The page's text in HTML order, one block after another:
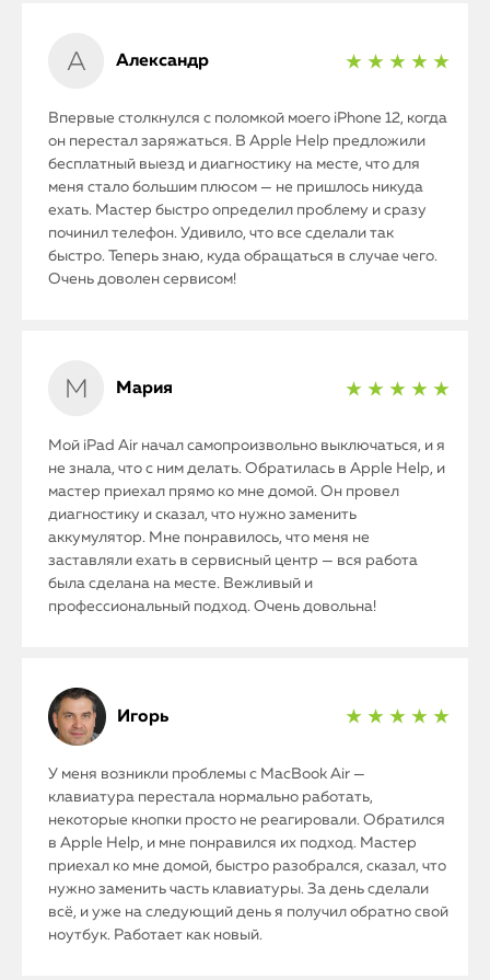
Александр ★ ★ ★ ★ ★
Впервые столкнулся с поломкой моего iPhone 12, когда
он перестал заряжаться. В Apple Help предложили
бесплатный выезд и диагностику на месте, что для
меня стало большим плюсом — не пришлось никуда
ехать. Мастер быстро определил проблему и сразу
починил телефон. Удивило, что все сделали так
быстро. Теперь знаю, куда обращаться в случае чего.
Очень доволен сервисом!
Мария ★ ★ ★ ★ ★
Мой iPad Air начал самопроизвольно выключаться, и я
не знала, что с ним делать. Обратилась в Apple Help, и
мастер приехал прямо ко мне домой. Он провел
диагностику и сказал, что нужно заменить
аккумулятор. Мне понравилось, что меня не
заставляли ехать в сервисный центр — вся работа
была сделана на месте. Вежливый и
профессиональный подход. Очень довольна!
Игорь ★ ★ ★ ★ ★
У меня возникли проблемы с MacBook Air —
клавиатура перестала нормально работать,
некоторые кнопки просто не реагировали. Обратился
в Apple Help, и мне понравился их подход. Мастер
приехал ко мне домой, быстро разобрался, сказал, что
нужно заменить часть клавиатуры. За день сделали
всё, и уже на следующий день я получил обратно свой
ноутбук. Работает как новый.